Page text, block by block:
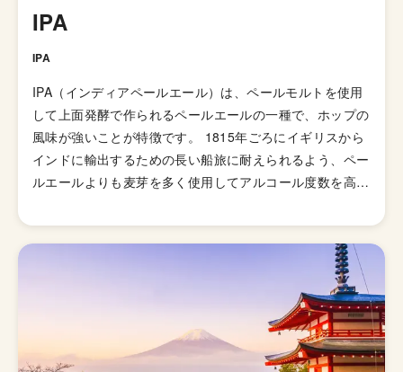
IPA
IPA
IPA（インディアペールエール）は、ペールモルトを使用
して上面発酵で作られるペールエールの一種で、ホップの
風味が強いことが特徴です。 1815年ごろにイギリスから
インドに輸出するための長い船旅に耐えられるよう、ペー
ルエールよりも麦芽を多く使用してアルコール度数を高め
れました。そして、1829年に「IPA（インディアンペール
エール）」の呼び名で広告が掲載されて以来、ホップの比
重が高いビールとしてイギリス国内で人気が高まってい
き、21世紀にはイギリスで最も人気のあるビアスタイル
の一つとなりました。イギリスのブルワリー教会SIBAの
金メダルを受賞したブリュードッグの「パンクIPA」など
が有名です。 伝統的なIPAのスタイルは、オーストラリア